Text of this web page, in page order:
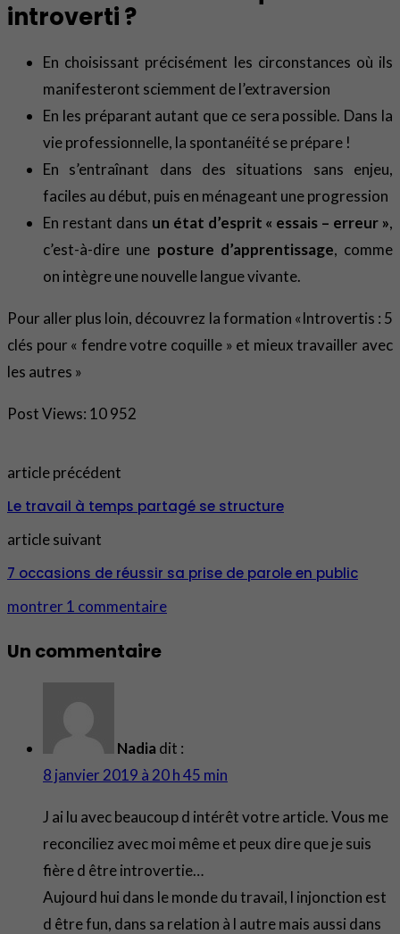
introverti ?
En choisissant précisément les circonstances où ils
manifesteront sciemment de l’extraversion
En les préparant autant que ce sera possible. Dans la
vie professionnelle, la spontanéité se prépare !
En s’entraînant dans des situations sans enjeu,
faciles au début, puis en ménageant une progression
En restant dans un état d’esprit « essais – erreur »,
c’est-à-dire une posture d’apprentissage, comme
on intègre une nouvelle langue vivante.
Pour aller plus loin, découvrez la formation «Introvertis : 5
clés pour « fendre votre coquille » et mieux travailler avec
les autres »
Post Views: 10 952
article précédent
Le travail à temps partagé se structure
article suivant
7 occasions de réussir sa prise de parole en public
montrer 1 commentaire
Un commentaire
Nadia dit :
8 janvier 2019 à 20 h 45 min
J ai lu avec beaucoup d intérêt votre article. Vous me
reconciliez avec moi même et peux dire que je suis
fière d être introvertie…
Aujourd hui dans le monde du travail, l injonction est
d être fun, dans sa relation à l autre mais aussi dans